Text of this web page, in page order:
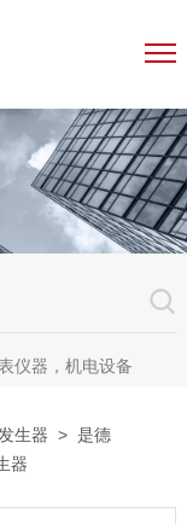
仪器，机电设备
生器 > 是德
器